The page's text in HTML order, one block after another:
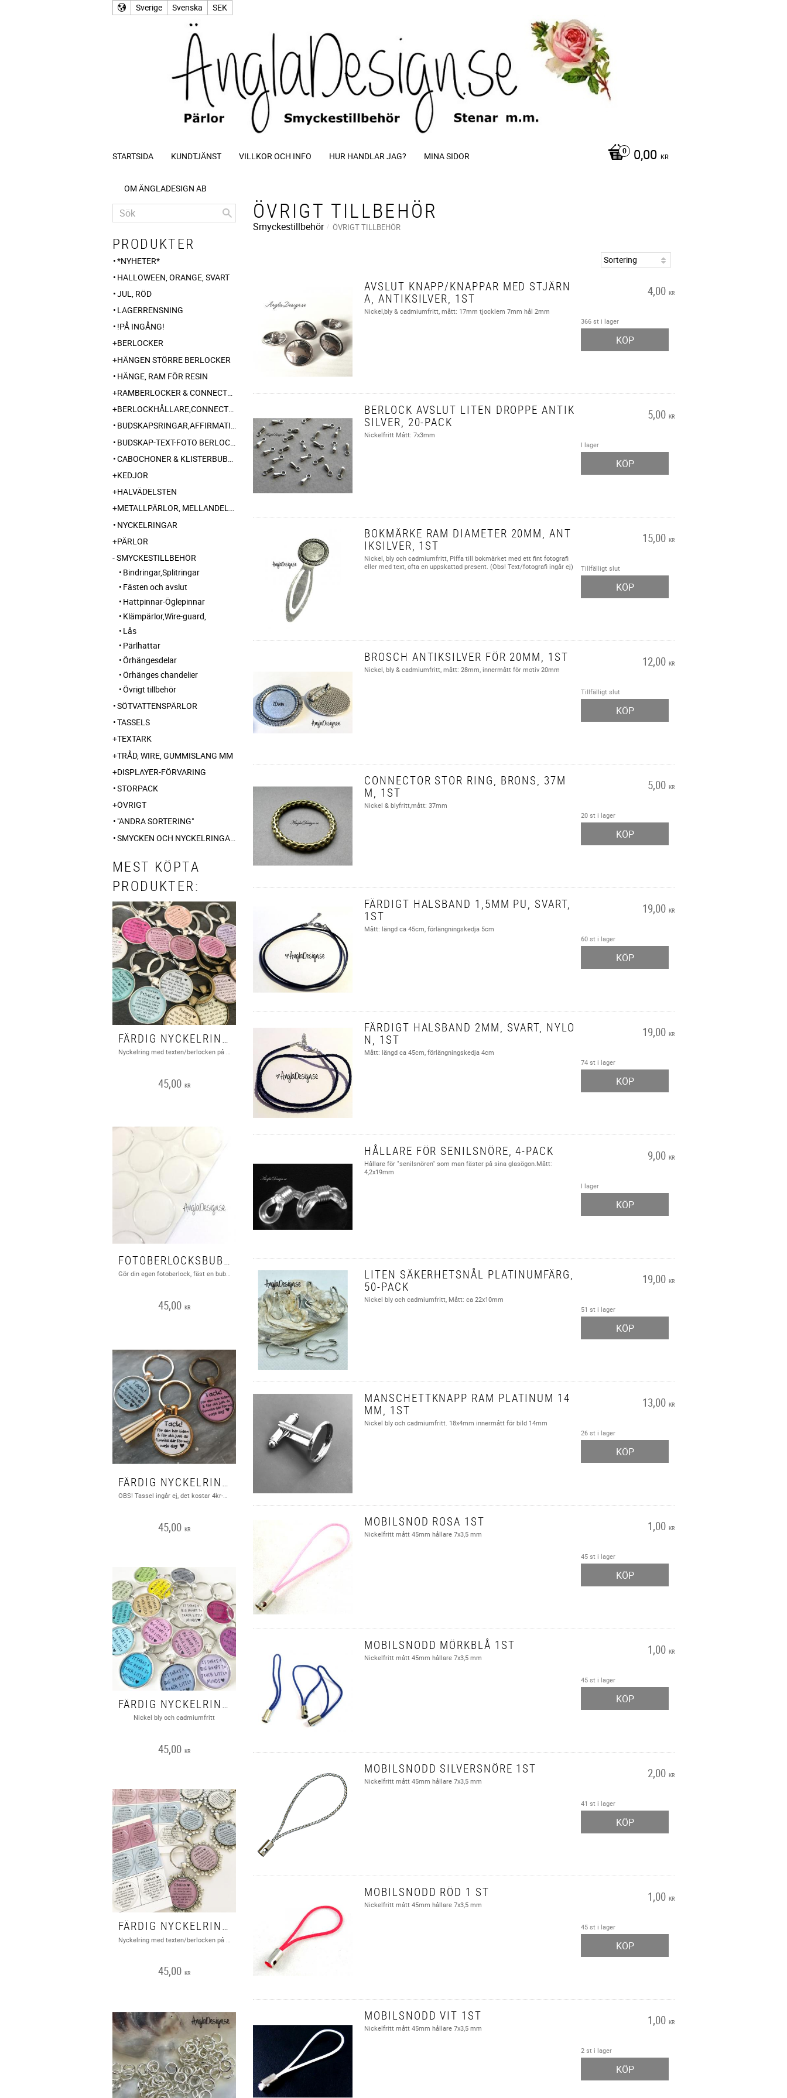
Sverige Svenska SEK
0,00 KR
STARTSIDA KUNDTJÄNST VILLKOR OCH INFO HUR HANDLAR JAG? MINA SIDOR
OM ÄNGLADESIGN AB
ÖVRIGT TILLBEHÖR
Smyckestillbehör ÖVRIGT TILLBEHÖR
AVSLUT KNAPP/KNAPPAR MED STJÄRN
A, ANTIKSILVER, 1ST
Nickel,bly & cadmiumfritt, mått: 17mm tjocklem 7mm hål 2mm
4,00 KR
366 st i lager
KÖP
BERLOCK AVSLUT LITEN DROPPE ANTIK
SILVER, 20-PACK
Nickelfritt Mått: 7x3mm
5,00 KR
I lager
KÖP
BOKMÄRKE RAM DIAMETER 20MM, ANT
IKSILVER, 1ST
Nickel, bly och cadmiumfritt, Piffa till bokmärket med ett fint fotografi
eller med text, ofta en uppskattad present. (Obs! Text/fotografi ingår ej)
15,00 KR
Tillfälligt slut
KÖP
BROSCH ANTIKSILVER FÖR 20MM, 1ST
Nickel, bly & cadmiumfritt, mått: 28mm, innermått för motiv 20mm 12,00 KR
Tillfälligt slut
KÖP
CONNECTOR STOR RING, BRONS, 37M
M, 1ST
Nickel & blyfritt,mått: 37mm
5,00 KR
20 st i lager
KÖP
FÄRDIGT HALSBAND 1,5MM PU, SVART,
1ST
Mått: längd ca 45cm, förlängningskedja 5cm
19,00 KR
60 st i lager
KÖP
FÄRDIGT HALSBAND 2MM, SVART, NYLO
N, 1ST
Mått: längd ca 45cm, förlängningskedja 4cm
19,00 KR
74 st i lager
KÖP
HÅLLARE FÖR SENILSNÖRE, 4-PACK
Hållare för "senilsnören" som man fäster på sina glasögon.Mått:
4,2x19mm
9,00 KR
I lager
KÖP
LITEN SÄKERHETSNÅL PLATINUMFÄRG,
50-PACK
Nickel bly och cadmiumfritt, Mått: ca 22x10mm
19,00 KR
51 st i lager
KÖP
MANSCHETTKNAPP RAM PLATINUM 14
MM, 1ST
Nickel bly och cadmiumfritt. 18x4mm innermått för bild 14mm
13,00 KR
26 st i lager
KÖP
MOBILSNOD ROSA 1ST
Nickelfritt mått 45mm hållare 7x3,5 mm 1,00 KR
45 st i lager
KÖP
MOBILSNODD MÖRKBLÅ 1ST
Nickelfritt mått 45mm hållare 7x3,5 mm 1,00 KR
45 st i lager
KÖP
MOBILSNODD SILVERSNÖRE 1ST
Nickelfritt mått 45mm hållare 7x3,5 mm 2,00 KR
41 st i lager
KÖP
MOBILSNODD RÖD 1 ST
Nickelfritt mått 45mm hållare 7x3,5 mm 1,00 KR
45 st i lager
KÖP
MOBILSNODD VIT 1ST
Nickelfritt mått 45mm hållare 7x3,5 mm 1,00 KR
2 st i lager
KÖP
PRODUKTER
*NYHETER*
HALLOWEEN, ORANGE, SVART
JUL, RÖD
LAGERRENSNING
!PÅ INGÅNG!
BERLOCKER
HÄNGEN STÖRRE BERLOCKER
HÄNGE, RAM FÖR RESIN
RAMBERLOCKER & CONNECTORS MM FÖR FOTO-TEXTSMYCKEN
BERLOCKHÅLLARE,CONNECTORS, SLIDER MM
BUDSKAPSRINGAR,AFFIRMATIONSRING,
BUDSKAP-TEXT-FOTO BERLOCK MED EGET INNEHÅLL
CABOCHONER & KLISTERBUBBLOR
KEDJOR
HALVÄDELSTEN
METALLPÄRLOR, MELLANDELAR
NYCKELRINGAR
PÄRLOR
SMYCKESTILLBEHÖR
Bindringar,Splitringar
Fästen och avslut
Hattpinnar-Öglepinnar
Klämpärlor,Wire-guard,
Lås
Pärlhattar
Örhängesdelar
Örhänges chandelier
Övrigt tillbehör
SÖTVATTENSPÄRLOR
TASSELS
TEXTARK
TRÅD, WIRE, GUMMISLANG MM
DISPLAYER-FÖRVARING
STORPACK
ÖVRIGT
"ANDRA SORTERING"
SMYCKEN OCH NYCKELRINGAR ÄNGLADESIGN SWEDEN
MEST KÖPTA
PRODUKTER:
FÄRDIG NYCKELRING MED TEXT "PEDAGOG", 1ST
Nyckelring med texten/berlocken på bilden. Nickel, bly och cadmiumfritt
45,00 KR
FOTOBERLOCKSBUBBLA, 25MM, 20ST
Gör din egen fotoberlock, fäst en bubbla (de har klister på sej) på ett foto eller text utskriven på fotopapper klipp sedan runt bubblan. Ta dubbelhäftande tejp på en ramberlock, sätt sedan på bubblan så har du en färdig berlock! Material resin.
45,00 KR
FÄRDIG NYCKELRING MED TEXT ”TACK FÖR DEN HÄR TIDEN..” 1ST
OBS! Tassel ingår ej, det kostar 4kr-9kr beroende på vilken ni vill ha. https://www.angladesign.com/category/tassels
45,00 KR
FÄRDIG NYCKELRING” IT TAKES A BIG HEART..” 1ST
Nickel bly och cadmiumfritt
45,00 KR
FÄRDIG NYCKELRING MED TEXT "FRÖKEN.." 1ST
45,00 KR